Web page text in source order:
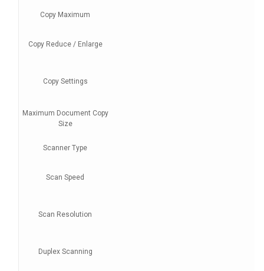
Copy Maximum
Copy Reduce / Enlarge
Copy Settings
Maximum Document Copy
Size
Scanner Type
Scan Speed
Scan Resolution
Duplex Scanning